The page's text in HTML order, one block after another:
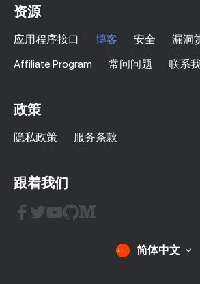
资源
应用程序接口 博客 安全
漏洞
Affiliate Program
常问问题 联系
政策
隐私政策 服务条款
跟着我们
简体中文